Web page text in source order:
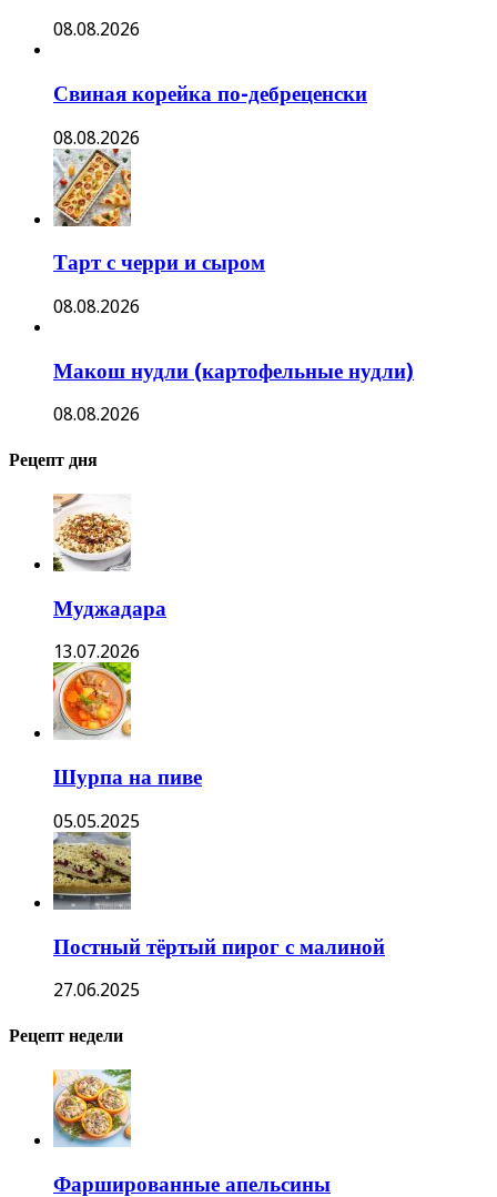
08.08.2026
Свиная корейка по-дебреценски
08.08.2026
Тарт с черри и сыром
08.08.2026
Макош нудли (картофельные нудли)
08.08.2026
Рецепт дня
Муджадара
13.07.2026
Шурпа на пиве
05.05.2025
Постный тёртый пирог с малиной
27.06.2025
Рецепт недели
Фаршированные апельсины